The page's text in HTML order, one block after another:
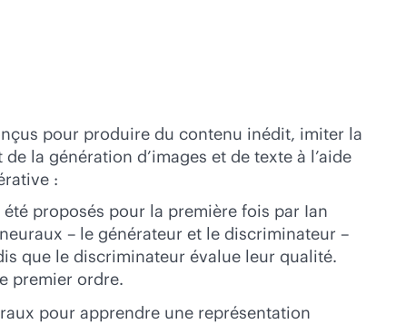
pour produire du contenu inédit, imiter la
la génération d’images et de texte à l’aide
:
proposés pour la première fois par Ian
– le générateur et le discriminateur –
que le discriminateur évalue leur qualité.
premier ordre.
pour apprendre une représentation